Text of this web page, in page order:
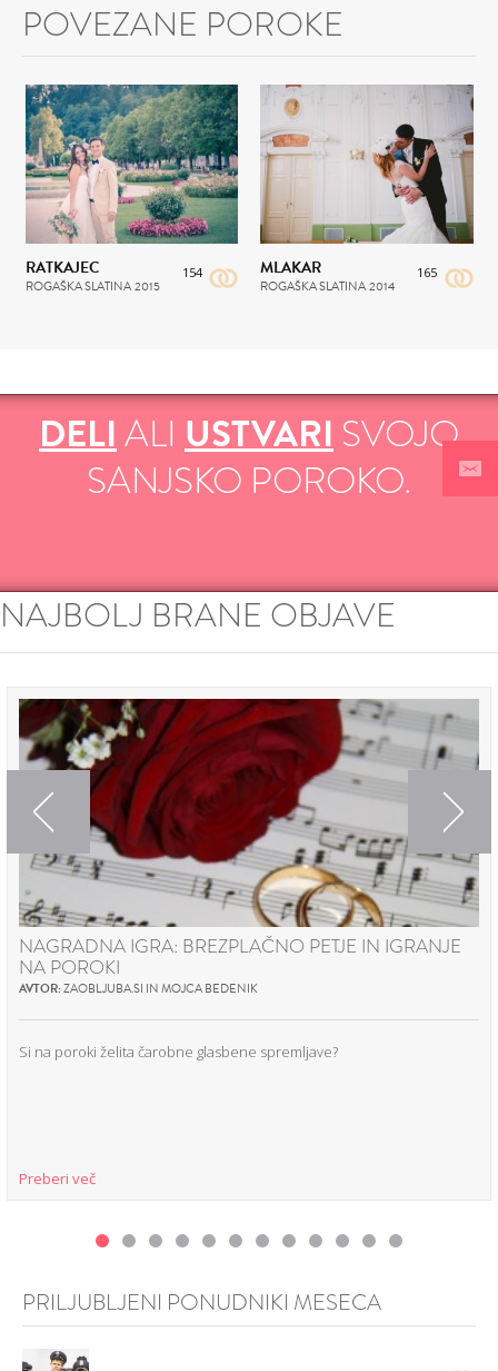
POVEZANE POROKE
154
RATKAJEC
ROGAŠKA SLATINA 2015
165
MLAKAR
ROGAŠKA SLATINA2014
DELIALI USTVARISVOJO
SANJSKO POROKO.
NAJBOLJ BRANE OBJAVE
Previous
NAGRADNA IGRA: BREZPLAČNO PETJE IN IGRANJE
NA POROKI
AVTOR:ZAOBLJUBA.SI IN MOJCA BEDENIK
Si na poroki želita čarobne glasbene spremljave?
Preberi več
Next
PRILJUBLJENI PONUDNIKI MESECA